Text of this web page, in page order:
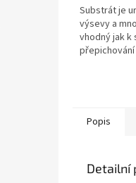
Substrát je
výsevy a
vhodný jak k
Popis
Detailní